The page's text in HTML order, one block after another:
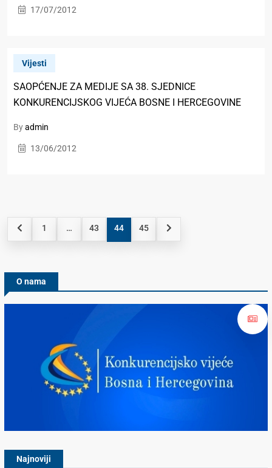
17/07/2012
Vijesti
SAOPĆENJE ZA MEDIJE SA 38. SJEDNICE
KONKURENCIJSKOG VIJEĆA BOSNE I HERCEGOVINE
Byadmin
13/06/2012
1 … 43 44 45
O nama
Najnoviji